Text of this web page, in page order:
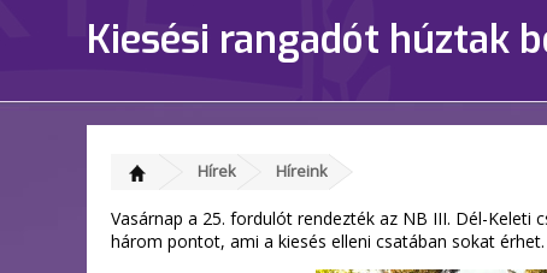
Kiesési rangadót húztak
Hírek Híreink
Vasárnap a 25. fordulót rendezték az NB III. Dél-
három pontot, ami a kiesés elleni csatában sokat érhet.